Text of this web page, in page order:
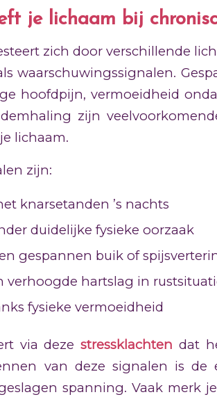
je lichaam bij
zich door verschillende
waarschuwingssignalen.
hoofdpijn, vermoeidheid
zijn
lichaam.
zijn:
knarsetanden ’s nachts
duidelijke fysieke oorzaak
gespannen buik of
verhoogde hartslag in
fysieke vermoeidheid
via dezestressklachten dat
van deze signalen is de
spanning. Vaak merk